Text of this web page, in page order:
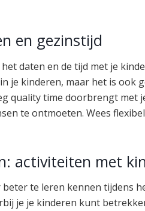
en gezinstijd
daten en de tijd met je
je kinderen, maar het is ook
quality time doorbrengt met
te ontmoeten. Wees
activiteiten met
te leren kennen tijdens
je je kinderen kunt